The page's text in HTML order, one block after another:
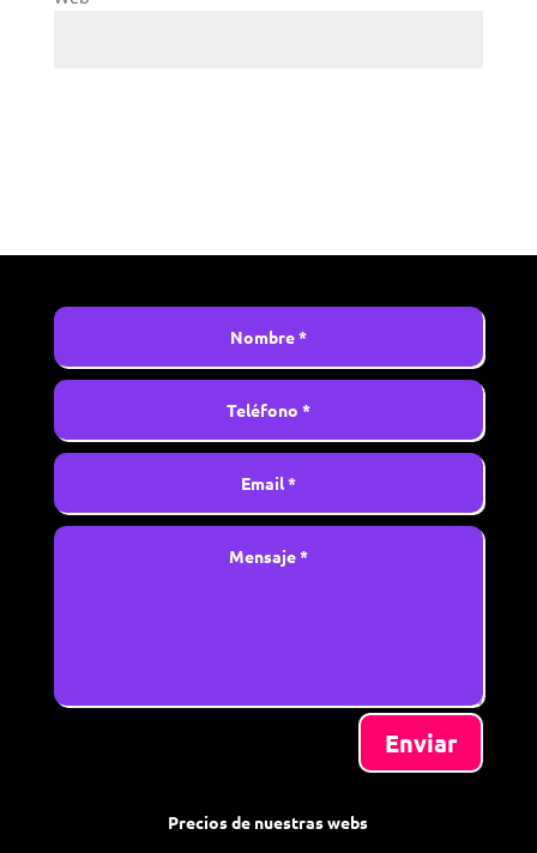
Enviar
Precios de nuestras webs